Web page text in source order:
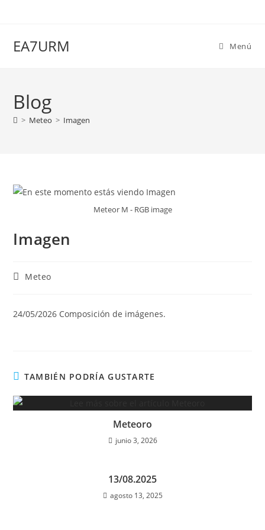
EA7URM Menú
Blog
> Meteo > Imagen
Meteor M - RGB image
Imagen
Categoría
entrada:
Meteo
24/05/2026 Composición de imágenes.
TAMBIÉN PODRÍA GUSTARTE
Meteoro
junio 3, 2026
13/08.2025
agosto 13, 2025